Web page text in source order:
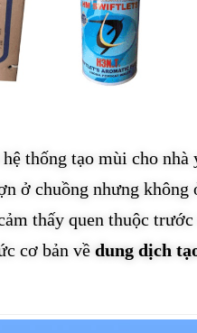
thống tạo mùi cho nhà
ở chuồng nhưng
thấy quen thuộc
cơ bản về dung dịch